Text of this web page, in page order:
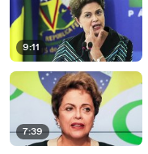
9:11
7:39